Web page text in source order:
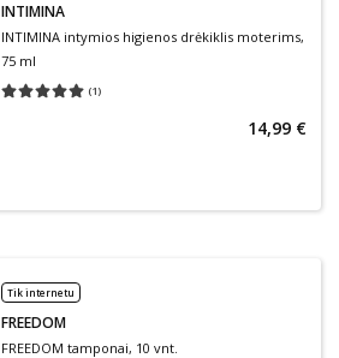
INTIMINA
INTIMINA intymios higienos drėkiklis moterims,
75 ml
(1)
Vidutinis įvertinimas 5.00
14,99 €
Tik internetu
FREEDOM
FREEDOM tamponai, 10 vnt.